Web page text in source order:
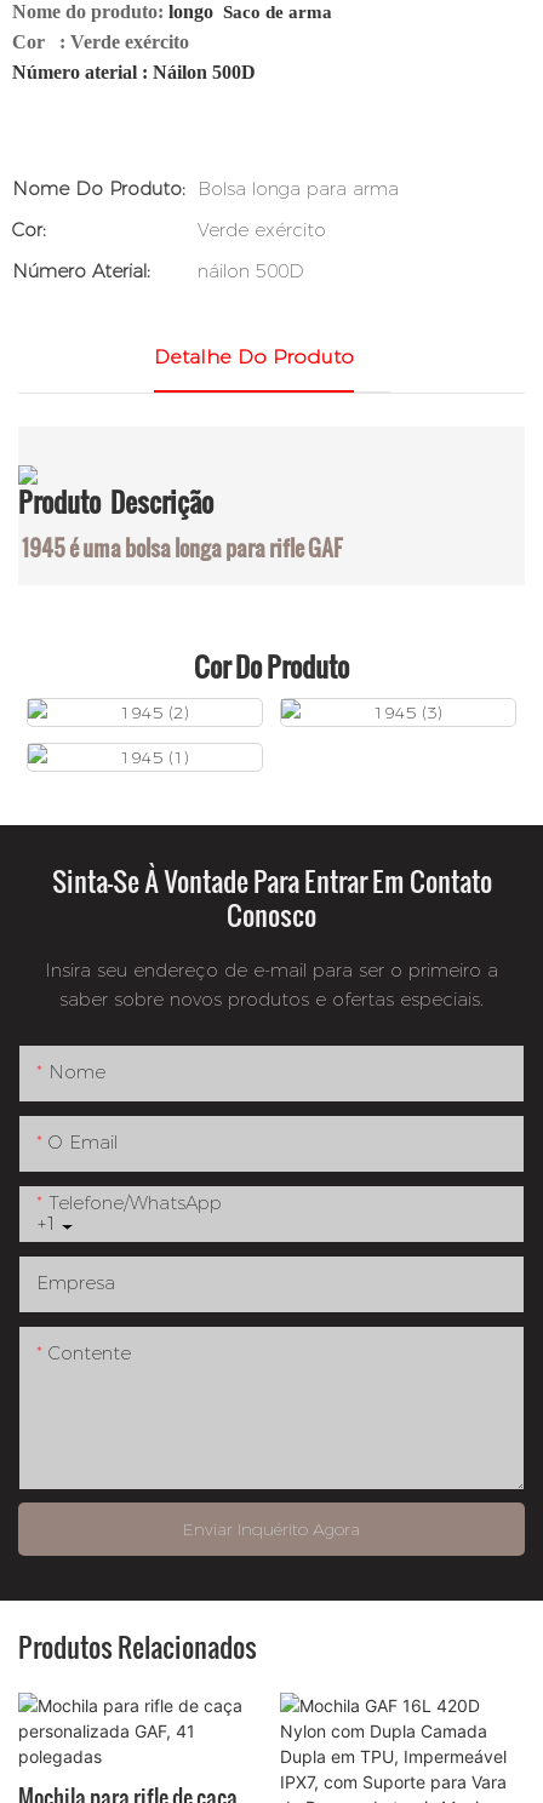
Nome do produto: longo Saco de arma
Cor
: Verde exército
Número aterial : Náilon 500D
Nome Do Produto:
Bolsa longa para arma
Cor:
Verde exército
Número Aterial:
náilon 500D
Detalhe Do Produto
Produto Descrição
1945 é uma bolsa longa para rifle GAF
Cor Do Produto
Sinta-Se À Vontade Para Entrar Em Contato
Conosco
Insira seu endereço de e-mail para ser o primeiro a
saber sobre novos produtos e ofertas especiais.
Nome
O Email
+1
Telefone/whatsApp
Empresa
Contente
Enviar Inquérito Agora
Produtos Relacionados